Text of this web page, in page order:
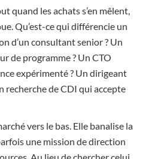
quand les achats s’en mêlent,
Qu’est-ce qui différencie un
d’un consultant senior ? Un
de programme ? Un CTO
expérimenté ? Un dirigeant
recherche de CDI qui accepte
vers le bas. Elle banalise la
une mission de direction